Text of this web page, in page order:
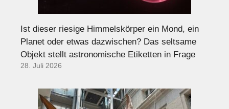
Ist dieser riesige Himmelskörper ein Mond, ein
Planet oder etwas dazwischen? Das seltsame
Objekt stellt astronomische Etiketten in Frage
28. Juli 2026